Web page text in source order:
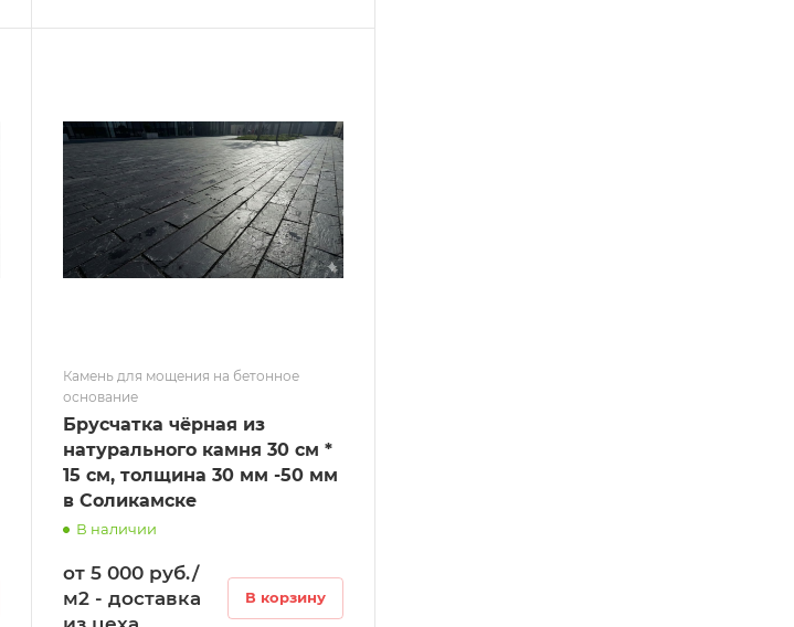
Камень для мощения на бетонное
основание
Брусчатка чёрная из
натурального камня 30 см *
15 см, толщина 30 мм -50 мм
в Соликамске
В наличии
от 5 000 руб./
м2 - доставка
В корзину